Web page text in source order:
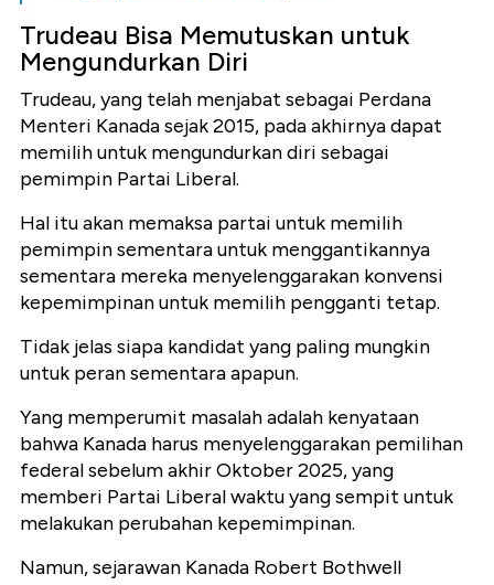
Trudeau Bisa Memutuskan untuk
Mengundurkan Diri
Trudeau, yang telah menjabat sebagai Perdana
Menteri Kanada sejak 2015, pada akhirnya dapat
memilih untuk mengundurkan diri sebagai
pemimpin Partai Liberal.
Hal itu akan memaksa partai untuk memilih
pemimpin sementara untuk menggantikannya
sementara mereka menyelenggarakan konvensi
kepemimpinan untuk memilih pengganti tetap.
Tidak jelas siapa kandidat yang paling mungkin
untuk peran sementara apapun.
Yang memperumit masalah adalah kenyataan
bahwa Kanada harus menyelenggarakan pemilihan
federal sebelum akhir Oktober 2025, yang
memberi Partai Liberal waktu yang sempit untuk
melakukan perubahan kepemimpinan.
Namun, sejarawan Kanada Robert Bothwell